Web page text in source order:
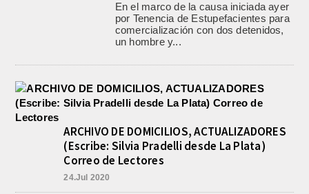
En el marco de la causa iniciada ayer
por Tenencia de Estupefacientes para
comercialización con dos detenidos,
un hombre y...
ARCHIVO DE DOMICILIOS, ACTUALIZADORES
(Escribe: Silvia Pradelli desde La Plata)
Correo de Lectores
24.Jul 2020